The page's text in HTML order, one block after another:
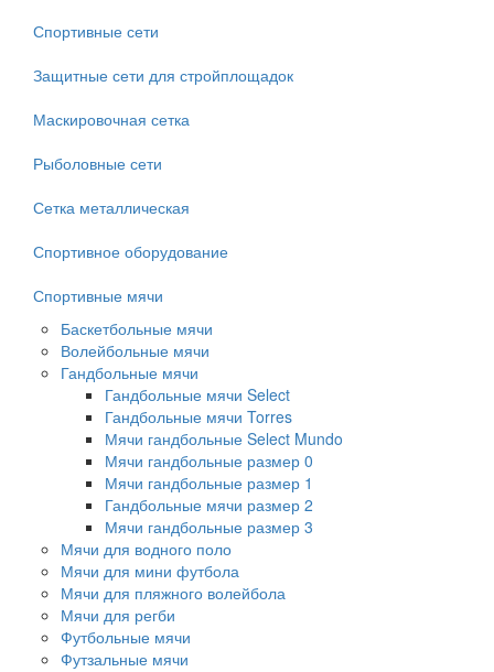
Спортивные сети
Защитные сети для стройплощадок
Маскировочная сетка
Рыболовные сети
Сетка металлическая
Спортивное оборудование
Спортивные мячи
Баскетбольные мячи
Волейбольные мячи
Гандбольные мячи
Гандбольные мячи Select
Гандбольные мячи Torres
Мячи гандбольные Select Mundo
Мячи гандбольные размер 0
Мячи гандбольные размер 1
Гандбольные мячи размер 2
Мячи гандбольные размер 3
Мячи для водного поло
Мячи для мини футбола
Мячи для пляжного волейбола
Мячи для регби
Футбольные мячи
Футзальные мячи